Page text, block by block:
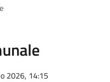
2026, 14:15